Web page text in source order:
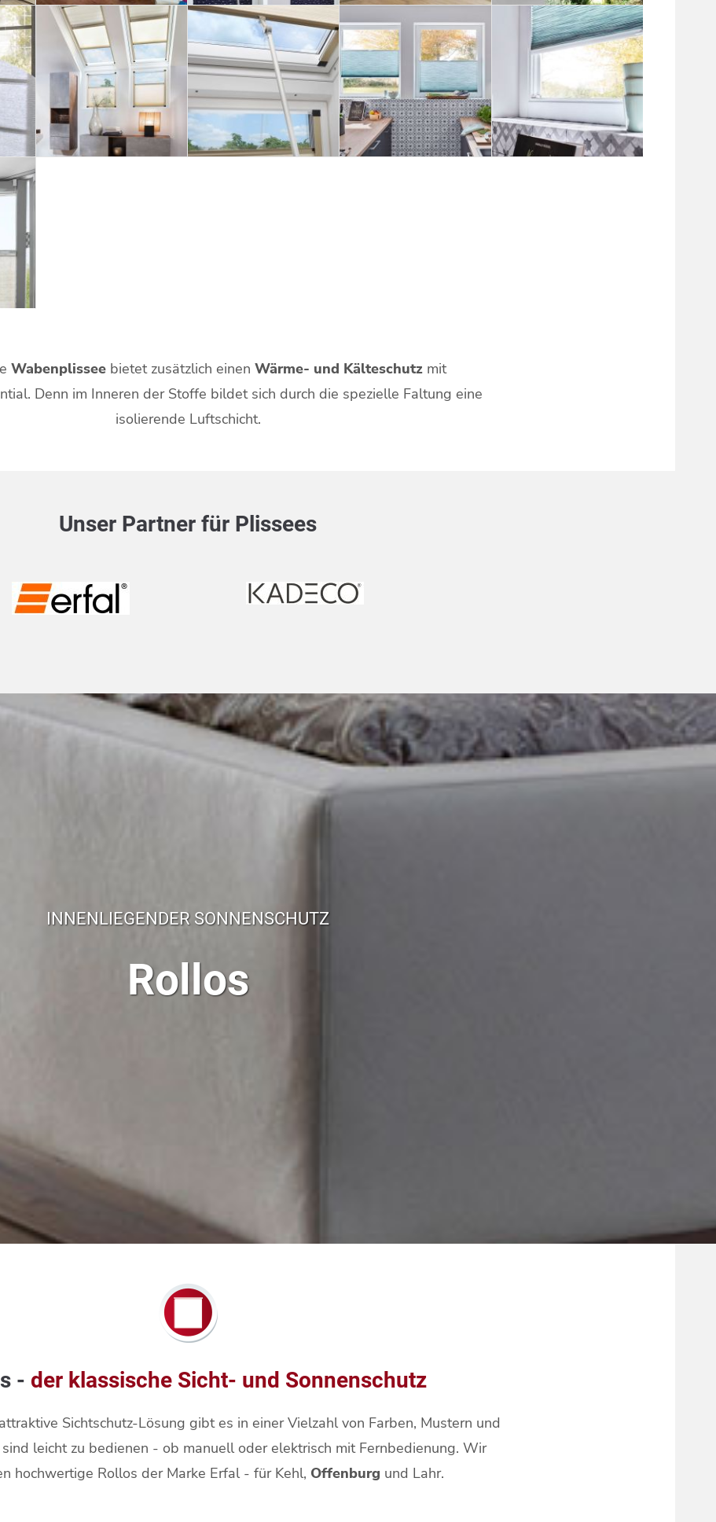
Wabenplissee bietet zusätzlich einen Wärme- und Kälteschutz mit
Denn im Inneren der Stoffe bildet sich durch die spezielle Faltung eine
isolierende Luftschicht.
Unser Partner für Plissees
INNENLIEGENDER SONNENSCHUTZ
Rollos
- der klassische Sicht- und Sonnenschutz
Sichtschutz-Lösung gibt es in einer Vielzahl von Farben, Mustern und
leicht zu bedienen - ob manuell oder elektrisch mit Fernbedienung. Wir
hochwertige Rollos der Marke Erfal - für Kehl, Offenburg und Lahr.